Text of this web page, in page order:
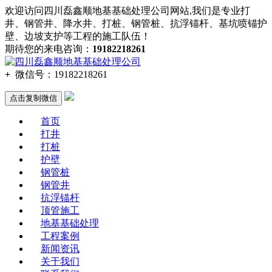
欢迎访问四川磊鑫顺地基基础处理公司网站,我们是专业打
井、钢管井、降水井、打桩、钢管桩、抗浮锚杆、基坑喷锚护
壁、边坡支护等工程的施工队伍！
期待您的来电咨询： 19182218261
+ 微信号： 19182218261
点击复制微信
首页
打井
打桩
护壁
钢管桩
钢管井
抗浮锚杆
顶管施工
地基基础处理
工程案例
新闻资讯
关于我们